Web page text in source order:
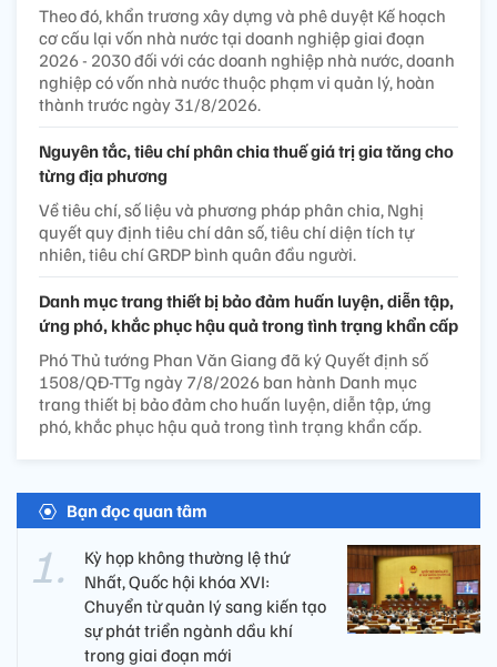
Theo đó, khẩn trương xây dựng và phê duyệt Kế hoạch
cơ cấu lại vốn nhà nước tại doanh nghiệp giai đoạn
2026 - 2030 đối với các doanh nghiệp nhà nước, doanh
nghiệp có vốn nhà nước thuộc phạm vi quản lý, hoàn
thành trước ngày 31/8/2026.
Nguyên tắc, tiêu chí phân chia thuế giá trị gia tăng cho
từng địa phương
Về tiêu chí, số liệu và phương pháp phân chia, Nghị
quyết quy định tiêu chí dân số, tiêu chí diện tích tự
nhiên, tiêu chí GRDP bình quân đầu người.
Danh mục trang thiết bị bảo đảm huấn luyện, diễn tập,
ứng phó, khắc phục hậu quả trong tình trạng khẩn cấp
Phó Thủ tướng Phan Văn Giang đã ký Quyết định số
1508/QĐ-TTg ngày 7/8/2026 ban hành Danh mục
trang thiết bị bảo đảm cho huấn luyện, diễn tập, ứng
phó, khắc phục hậu quả trong tình trạng khẩn cấp.
Bạn đọc quan tâm
Kỳ họp không thường lệ thứ
Nhất, Quốc hội khóa XVI:
Chuyển từ quản lý sang kiến tạo
sự phát triển ngành dầu khí
trong giai đoạn mới